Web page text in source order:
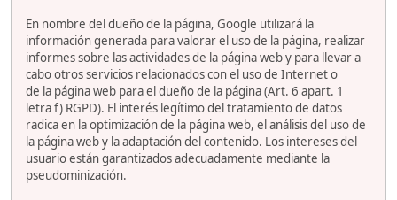
En nombre del dueño de la página, Google utilizará la
información generada para valorar el uso de la página, realizar
informes sobre las actividades de la página web y para llevar a
cabo otros servicios relacionados con el uso de Internet o
de la página web para el dueño de la página (Art. 6 apart. 1
letra f) RGPD). El interés legítimo del tratamiento de datos
radica en la optimización de la página web, el análisis del uso de
la página web y la adaptación del contenido. Los intereses del
usuario están garantizados adecuadamente mediante la
pseudominización.